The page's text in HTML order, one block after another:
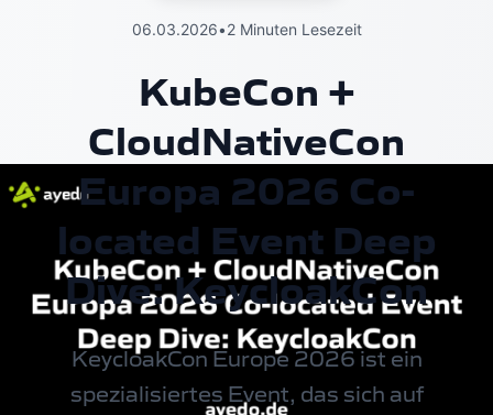
06.03.2026•2 Minuten Lesezeit
KubeCon +
CloudNativeCon
Europa 2026 Co-
located Event Deep
Dive: KeycloakCon
KeycloakCon Europe 2026 ist ein
spezialisiertes Event, das sich auf